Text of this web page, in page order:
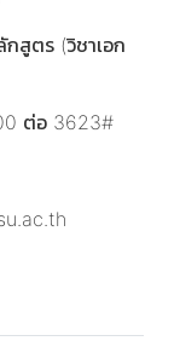
กสูตร (วิชาเอก
ต่อ 3623#